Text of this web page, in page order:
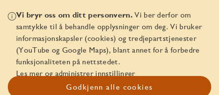
Vi bryr oss om ditt personvern.Vi ber derfor om
samtykke til å behandle opplysninger om deg. Vi bruker
informasjonskapsler (cookies) og tredjepartstjenester
(YouTube og Google Maps), blant annet for å forbedre
funksjonaliteten på nettstedet.
Les mer og administrer innstillinger
Godkjenn alle cookies
© JM Norge AS 2026
Organisasjonsnummer 829 350 122